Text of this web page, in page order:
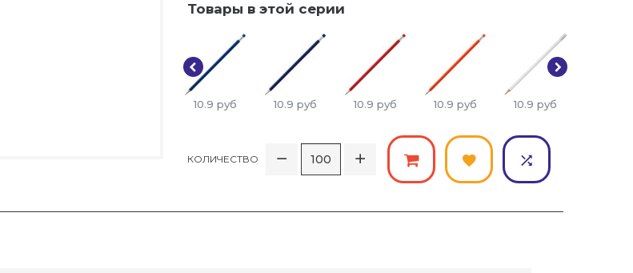
Товары в этой серии
10.9 руб 10.9 руб 10.9 руб 10.9 руб 10.9 руб
КОЛИЧЕСТВО